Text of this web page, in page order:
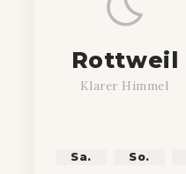
Rottweil
Klarer Himmel
Sa. So.